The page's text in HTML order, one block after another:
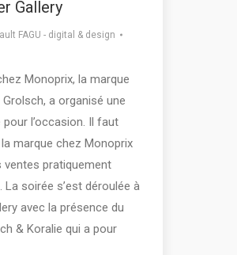
Gallery
FAGU - digital & design
Monoprix, la marque
a organisé une
l’occasion. Il faut
marque chez Monoprix
pratiquement
soirée s’est déroulée à
avec la présence du
& Koralie qui a pour